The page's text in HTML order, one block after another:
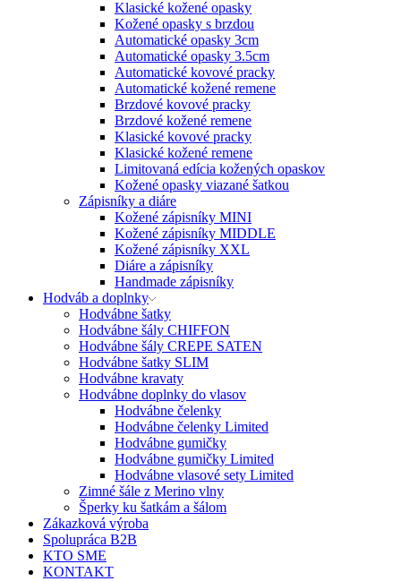
Klasické kožené opasky
Kožené opasky s brzdou
Automatické opasky 3cm
Automatické opasky 3.5cm
Automatické kovové pracky
Automatické kožené remene
Brzdové kovové pracky
Brzdové kožené remene
Klasické kovové pracky
Klasické kožené remene
Limitovaná edícia kožených opaskov
Kožené opasky viazané šatkou
Zápisníky a diáre
Kožené zápisníky MINI
Kožené zápisníky MIDDLE
Kožené zápisníky XXL
Diáre a zápisníky
Handmade zápisníky
Hodváb a doplnky
Hodvábne šatky
Hodvábne šály CHIFFON
Hodvábne šály CREPE SATEN
Hodvábne šatky SLIM
Hodvábne kravaty
Hodvábne doplnky do vlasov
Hodvábne čelenky
Hodvábne čelenky Limited
Hodvábne gumičky
Hodvábne gumičky Limited
Hodvábne vlasové sety Limited
Zimné šále z Merino vlny
Šperky ku šatkám a šálom
Zákazková výroba
Spolupráca B2B
KTO SME
KONTAKT